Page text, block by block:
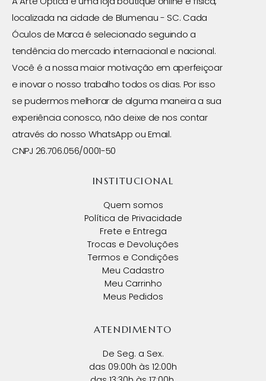
localizada na cidade de Blumenau - SC. Cada
Óculos de Marca é selecionado seguindo a
tendência do mercado internacional e nacional.
Você é a nossa maior motivação em aperfeiçoar
e inovar o nosso trabalho todos os dias. Por isso
se pudermos melhorar de alguma maneira a sua
experiência conosco, não deixe de nos contar
através do nosso WhatsApp ou Email.
CNPJ 26.706.056/0001-50
INSTITUCIONAL
Quem somos
Política de Privacidade
Frete e Entrega
Trocas e Devoluções
Termos e Condições
Meu Cadastro
Meu Carrinho
Meus Pedidos
ATENDIMENTO
De Seg. a Sex.
das 09:00h às 12:00h